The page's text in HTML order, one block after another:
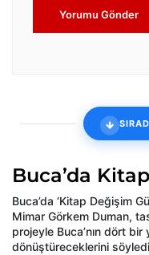
Yorumu Gönder
Buca’da
Buca’da ‘Kitap Değişim
Mimar Görkem Duman,
projeyle Buca’nın dört bir
dönüştüreceklerini söyledi